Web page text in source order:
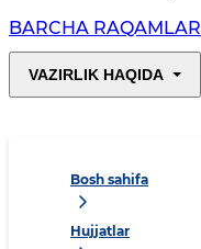
BARCHA RAQAMLAR
VAZIRLIK HAQIDA
Bosh sahifa
Hujjatlar